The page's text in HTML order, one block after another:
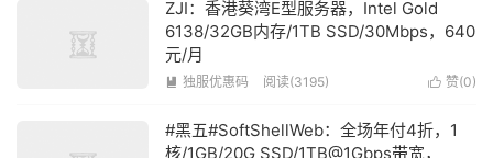
ZJI：香港葵湾E型服务器，Intel Gold
6138/32GB内存/1TB SSD/30Mbps，640
元/月
 赞(0)
 独服优惠码 阅读(3195)
#黑五#SoftShellWeb：全场年付4折，1
核/1GB/20G SSD/1TB@1Gbps带宽，